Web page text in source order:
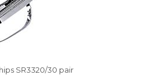
SR3320/30 pair